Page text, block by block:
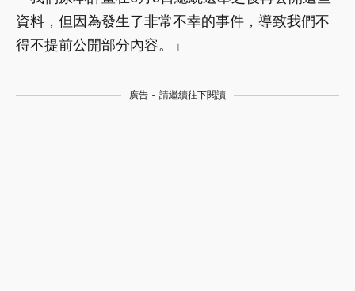
資料，但因為發生了非常不幸的事件，導致我們不
得不提前公開部分內容。」
廣告 - 請繼續往下閱讀